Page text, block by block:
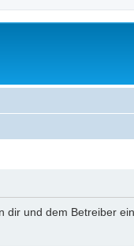
dir und dem Betreiber